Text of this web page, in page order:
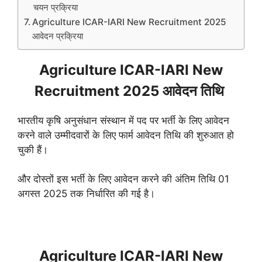
चयन प्रक्रिया
Agriculture ICAR-IARI New Recruitment 2025
आवेदन प्रक्रिया
Agriculture ICAR-IARI New
Recruitment 2025 आवेदन तिथि
भारतीय कृषि अनुसंधान संस्थान में पद पर भर्ती के लिए आवेदन
करने वाले उम्मीदवारों के लिए फार्म आवेदन तिथि की शुरुआत हो
चुकी हैं।
और दोस्तों इस भर्ती के लिए आवेदन करने की अंतिम तिथि 01
अगस्त 2025 तक निर्धारित की गई है।
Agriculture ICAR-IARI New